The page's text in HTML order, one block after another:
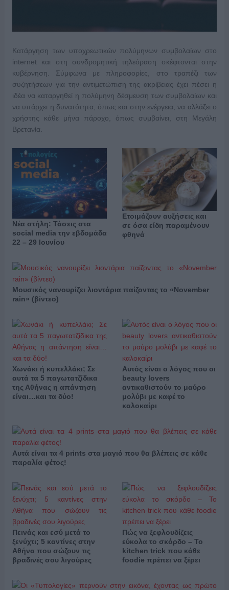
Κατάργηση των υποχρεωτικών πολύμηνων συμβολαίων στο
internet και στη συνδρομητική τηλεόραση σκέφτονται στην
κυβέρνηση. Σύμφωνα με πληροφορίες, στο τραπέζι των
συζητήσεων για την αντιμετώπιση της ακρίβειας έχει πέσει η
ιδέα να καταργηθεί η πολύμηνη δέσμευση των συμβολαίων και
να υπάρχει η δυνατότητα, όπως και στην ενέργεια, να αλλάζει ο
χρήστης κάθε μήνα πάροχο, όπως συμβαίνει, στη Μεγάλη
Βρετανία.
Νέα στήλη: Τάσεις στα
social media την εβδομάδα
22 – 29 Ιουνίου
Ετοιμάζουν αυξήσεις και
σε όσα είδη παραμένουν
φθηνά
Μουσικός νανουρίζει λιοντάρια παίζοντας το «November
rain» (βίντεο)
Χωνάκι ή κυπελλάκι; Σε
αυτά τα 5 παγωτατζίδικα
της Αθήνας η απάντηση
είναι…και τα δύο!
Αυτός είναι ο λόγος που οι
beauty lovers
αντικαθιστούν το μαύρο
μολύβι με καφέ το
καλοκαίρι
Αυτά είναι τα 4 prints στα μαγιό που θα βλέπεις σε κάθε
παραλία φέτος!
Πεινάς και εσύ μετά το
ξενύχτι; 5 καντίνες στην
Αθήνα που σώζουν τις
βραδινές σου λιγούρες
Πώς να ξεφλουδίζεις
εύκολα το σκόρδο – Το
kitchen trick που κάθε
foodie πρέπει να ξέρει